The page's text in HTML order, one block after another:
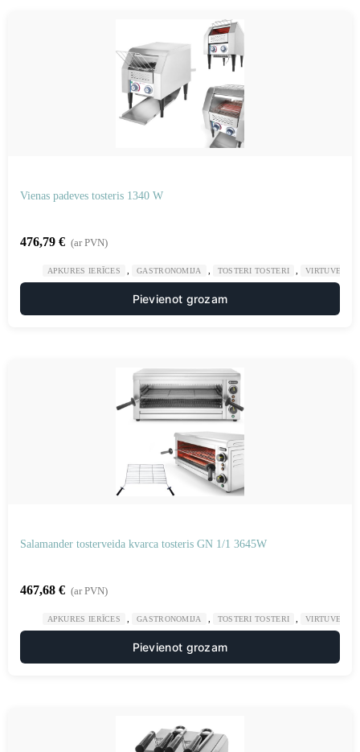
Vienas padeves tosteris 1340 W
476,79 € (ar PVN)
APKURES IERĪCES GASTRONOMIJA TOSTERI TOSTERI VIRTUVE
Pievienot grozam
Salamander tosterveida kvarca tosteris GN 1/1 3645W
467,68 € (ar PVN)
APKURES IERĪCES GASTRONOMIJA TOSTERI TOSTERI VIRTUVE
Pievienot grozam